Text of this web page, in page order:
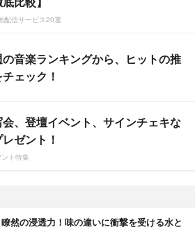
配信サービス20選
音楽ランキングから、ヒットの推
ェック！
、登壇イベント、サインチェキな
ゼント！
ト特集
然の浸透力！味の違いに衝撃を受ける水と